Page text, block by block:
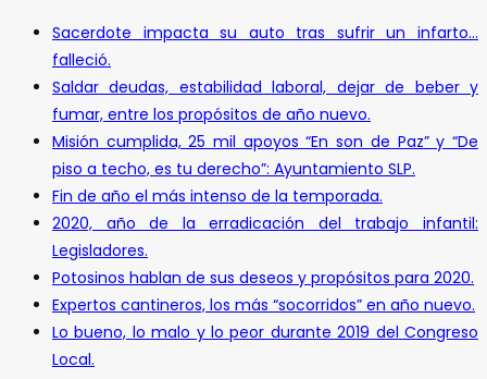
Sacerdote impacta su auto tras sufrir un infarto…
falleció.
Saldar deudas, estabilidad laboral, dejar de beber y
fumar, entre los propósitos de año nuevo.
Misión cumplida, 25 mil apoyos “En son de Paz” y “De
piso a techo, es tu derecho”: Ayuntamiento SLP.
Fin de año el más intenso de la temporada.
2020, año de la erradicación del trabajo infantil:
Legisladores.
Potosinos hablan de sus deseos y propósitos para 2020.
Expertos cantineros, los más “socorridos” en año nuevo.
Lo bueno, lo malo y lo peor durante 2019 del Congreso
Local.